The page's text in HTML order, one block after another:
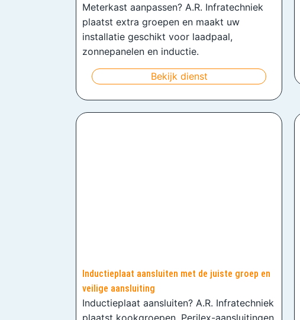
Meterkast aanpassen? A.R. Infratechniek
plaatst extra groepen en maakt uw
installatie geschikt voor laadpaal,
zonnepanelen en inductie.
Bekijk dienst
Inductieplaat aansluiten met de juiste groep en
veilige aansluiting
Inductieplaat aansluiten? A.R. Infratechniek